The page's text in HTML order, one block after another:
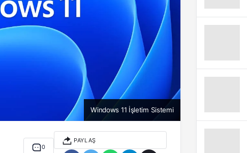
Windows 11 İşletim Sistemi
0
PAYLAŞ